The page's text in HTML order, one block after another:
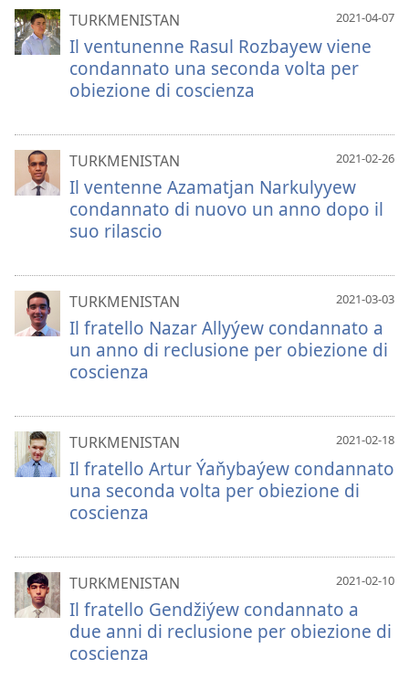
2021-04-07
TURKMENISTAN
Il ventunenne Rasul Rozbayew viene
condannato una seconda volta per
obiezione di coscienza
2021-02-26
TURKMENISTAN
Il ventenne Azamatjan Narkulyyew
condannato di nuovo un anno dopo il
suo rilascio
2021-03-03
TURKMENISTAN
Il fratello Nazar Allyýew condannato a
un anno di reclusione per obiezione di
coscienza
2021-02-18
TURKMENISTAN
Il fratello Artur Ýaňybaýew condannato
una seconda volta per obiezione di
coscienza
2021-02-10
TURKMENISTAN
Il fratello Gendžiýew condannato a
due anni di reclusione per obiezione di
coscienza